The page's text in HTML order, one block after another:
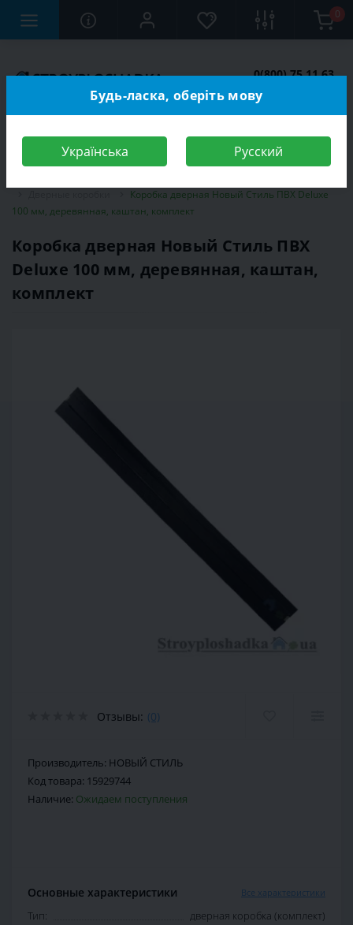
0
0(800) 75 11 63
Коробка дверная Новый Стиль ПВХ Deluxe
100 мм, деревянная, каштан, комплект
Коробка дверная Новый Стиль ПВХ
Deluxe 100 мм, деревянная, каштан,
комплект
Отзывы: (0)
Производитель: НОВЫЙ СТИЛЬ
Код товара: 15929744
Наличие: Ожидаем поступления
Основные характеристики Все характеристики
Тип:
дверная коробка (комплект)
Будь-ласка, оберіть мову
Українська Русский